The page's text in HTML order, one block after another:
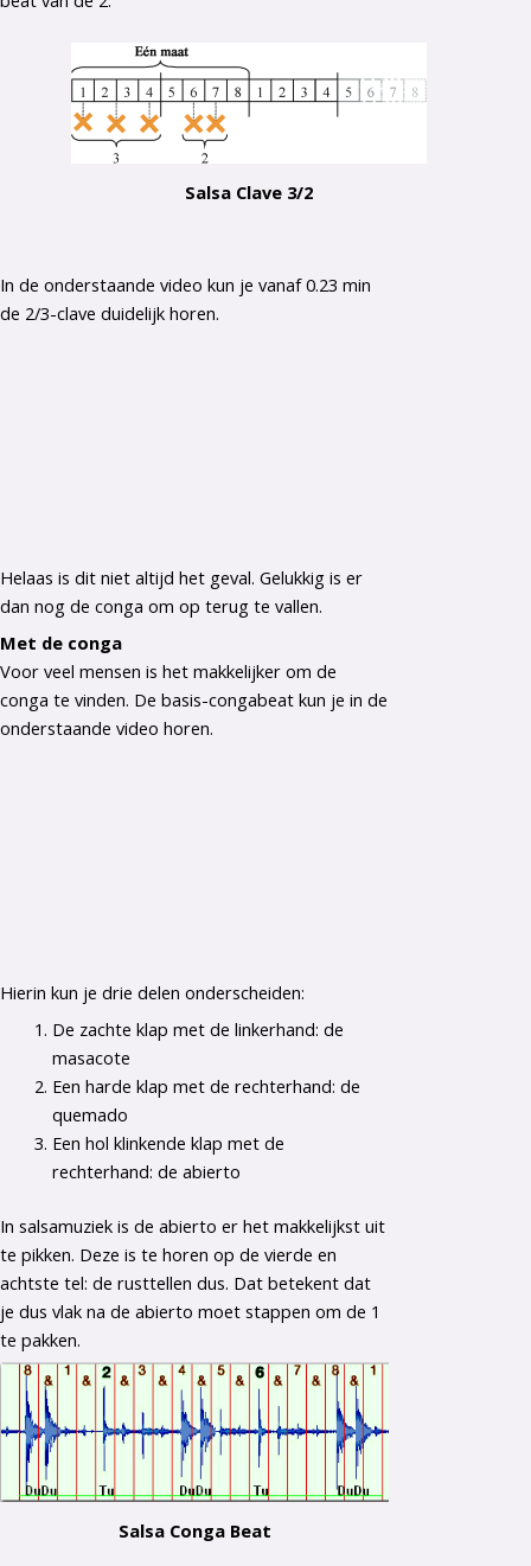
Salsa Clave 3/2
In de onderstaande video kun je vanaf 0.23 min
de 2/3-clave duidelijk horen.
Helaas is dit niet altijd het geval. Gelukkig is er
dan nog de conga om op terug te vallen.
Met de conga
Voor veel mensen is het makkelijker om de
conga te vinden. De basis-congabeat kun je in de
onderstaande video horen.
Hierin kun je drie delen onderscheiden:
De zachte klap met de linkerhand: de
masacote
Een harde klap met de rechterhand: de
quemado
Een hol klinkende klap met de
rechterhand: de abierto
In salsamuziek is de abierto er het makkelijkst uit
te pikken. Deze is te horen op de vierde en
achtste tel: de rusttellen dus. Dat betekent dat
je dus vlak na de abierto moet stappen om de 1
te pakken.
Salsa Conga Beat